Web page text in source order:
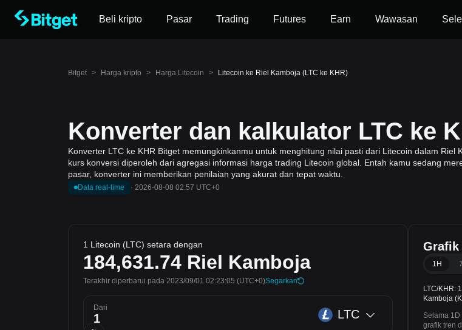
Beli kripto Pasar Trading Futures Earn Wawasan
Bitget > Harga kripto > Harga Litecoin > Litecoin ke Riel Kamboja (LTC ke KHR)
Konverter dan kalkulator LTC ke
Konverter LTC ke KHR Bitget memungkinkanmu untuk menghitung nilai pasti dari Litecoin dalam
kurs konversi diperoleh dari agregasi informasi harga trading Litecoin global. Entah kamu sedang
pasar, konverter ini memberikan penilaian yang akurat dan tepat waktu.
Data real-time · 2026-08-08 02:57 UTC+0
1 Litecoin (LTC) setara dengan
184,631.74 Riel Kamboja
Terakhir diperbarui pada 2023/09/01 02:23:05 (UTC+0)Segarkan
Dari LTC
Grafik
1H
LTC/KHR:
Kamboja
Selama
grafik tren